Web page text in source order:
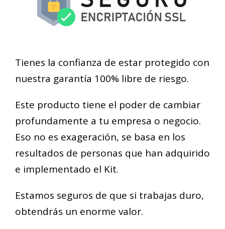
Tienes la confianza de estar protegido con
nuestra garantía 100% libre de riesgo.
Este producto tiene el poder de cambiar
profundamente a tu empresa o negocio.
Eso no es exageración, se basa en los
resultados de personas que han adquirido
e implementado el Kit.
Estamos seguros de que si trabajas duro,
obtendrás un enorme valor.